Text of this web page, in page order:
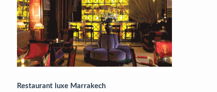
Restaurant luxe Marrakech